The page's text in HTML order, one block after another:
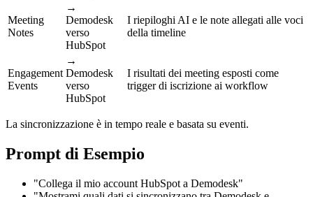
Meeting
Notes
→
Demodesk
verso
HubSpot
I riepiloghi AI e le note allegati alle voci
della timeline
Engagement
Events
→
Demodesk
verso
HubSpot
I risultati dei meeting esposti come
trigger di iscrizione ai workflow
La sincronizzazione è in tempo reale e basata su eventi.
Prompt di Esempio
"Collega il mio account HubSpot a Demodesk"